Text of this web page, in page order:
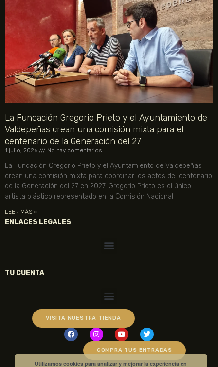
La Fundación Gregorio Prieto y el Ayuntamiento de
Valdepeñas crean una comisión mixta para el
centenario de la Generación del 27
1 julio, 2026 No hay comentarios
La Fundación Gregorio Prieto y el Ayuntamiento de Valdepeñas
crean una comisión mixta para coordinar los actos del centenario
de la Generación del 27 en 2027. Gregorio Prieto es el único
artista plástico representado en la Comisión Nacional.
LEER MÁS »
ENLACES LEGALES
TU CUENTA
VISITA NUESTRA TIENDA
COMPRA TUS ENTRADAS
Utilizamos cookies para analizar y mejorar la experiencia en